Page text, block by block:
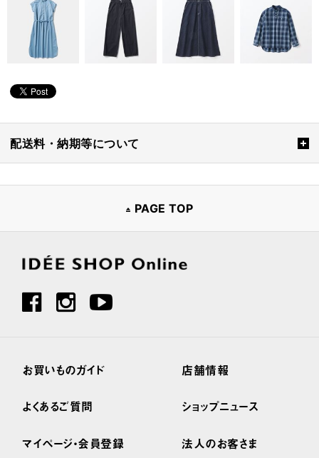
配送料・納期等について
PAGE TOP
お買いものガイド
よくあるご質問
マイページ・会員登録
店舗情報
ショップニュース
法人のお客さま